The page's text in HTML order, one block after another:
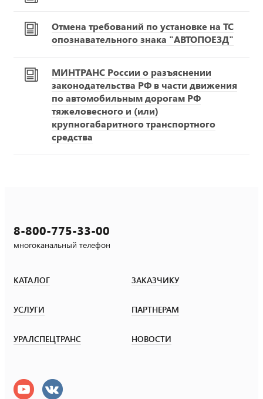
Отмена требований по установке на ТС
опознавательного знака "АВТОПОЕЗД"
МИНТРАНС России о разъяснении
законодательства РФ в части движения
по автомобильным дорогам РФ
тяжеловесного и (или)
крупногабаритного транспортного
средства
8-800-775-33-00
многоканальный телефон
КАТАЛОГ ЗАКАЗЧИКУ
УСЛУГИ ПАРТНЕРАМ
УРАЛСПЕЦТРАНС НОВОСТИ